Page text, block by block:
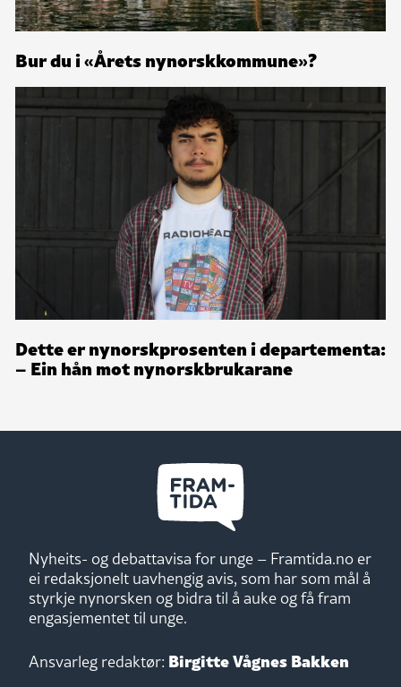
Bur du i «Årets nynorskkommune»?
Dette er nynorskprosenten i departementa:
– Ein hån mot nynorskbrukarane
Nyheits- og debattavisa for unge – Framtida.no er
ei redaksjonelt uavhengig avis, som har som mål å
styrkje nynorsken og bidra til å auke og få fram
engasjementet til unge.
Ansvarleg redaktør: Birgitte Vågnes Bakken